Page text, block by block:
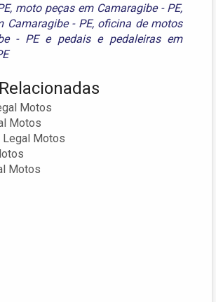
, moto peças em Camaragibe - PE,
Camaragibe - PE, oficina de motos
- PEe pedais e pedaleiras em
Motos
Motos
Legal Motos
Motos